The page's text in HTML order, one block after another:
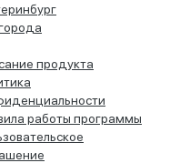
продукта
работы программы